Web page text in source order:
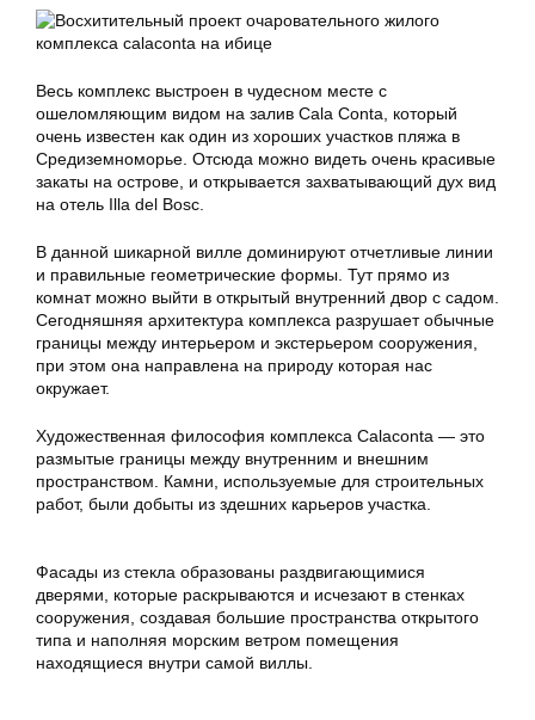
Весь комплекс выстроен в чудесном месте с
ошеломляющим видом на залив Cala Conta, который
очень известен как один из хороших участков пляжа в
Средиземноморье. Отсюда можно видеть очень красивые
закаты на острове, и открывается захватывающий дух вид
на отель Illa del Bosc.
В данной шикарной вилле доминируют отчетливые линии
и правильные геометрические формы. Тут прямо из
комнат можно выйти в открытый внутренний двор с садом.
Сегодняшняя архитектура комплекса разрушает обычные
границы между интерьером и экстерьером сооружения,
при этом она направлена на природу которая нас
окружает.
Художественная философия комплекса Calaconta — это
размытые границы между внутренним и внешним
пространством. Камни, используемые для строительных
работ, были добыты из здешних карьеров участка.
Фасады из стекла образованы раздвигающимися
дверями, которые раскрываются и исчезают в стенках
сооружения, создавая большие пространства открытого
типа и наполняя морским ветром помещения
находящиеся внутри самой виллы.